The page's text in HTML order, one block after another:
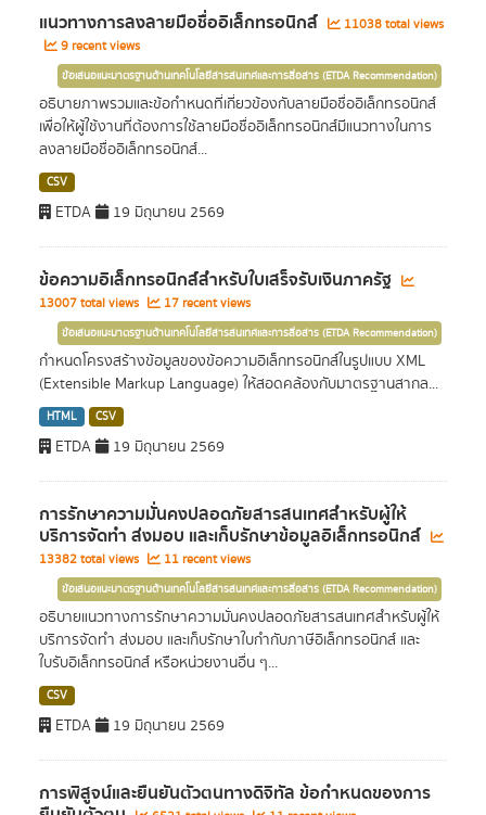
แนวทางการลงลายมือชื่ออิเล็กทรอนิกส์
11038 total views
9 recent views
ข้อเสนอแนะมาตรฐานด้านเทคโนโลยีสารสนเทศและการสื่อสาร (ETDA Recommendation)
อธิบายภาพรวมและข้อกำหนดที่เกี่ยวข้องกับลายมือชื่ออิเล็กทรอนิกส์
เพื่อให้ผู้ใช้งานที่ต้องการใช้ลายมือชื่ออิเล็กทรอนิกส์มีแนวทางในการ
ลงลายมือชื่ออิเล็กทรอนิกส์...
CSV
ETDA 19 มิถุนายน 2569
ข้อความอิเล็กทรอนิกส์สำหรับใบเสร็จรับเงินภาครัฐ
13007 total views 17 recent views
ข้อเสนอแนะมาตรฐานด้านเทคโนโลยีสารสนเทศและการสื่อสาร (ETDA Recommendation)
กำหนดโครงสร้างข้อมูลของข้อความอิเล็กทรอนิกส์ในรูปแบบ XML
(Extensible Markup Language) ให้สอดคล้องกับมาตรฐานสากล...
HTML CSV
ETDA 19 มิถุนายน 2569
การรักษาความมั่นคงปลอดภัยสารสนเทศสำหรับผู้ให้
บริการจัดทำ ส่งมอบ และเก็บรักษาข้อมูลอิเล็กทรอนิกส์
13382 total views 11 recent views
ข้อเสนอแนะมาตรฐานด้านเทคโนโลยีสารสนเทศและการสื่อสาร (ETDA Recommendation)
อธิบายแนวทางการรักษาความมั่นคงปลอดภัยสารสนเทศสำหรับผู้ให้
บริการจัดทำ ส่งมอบ และเก็บรักษาใบกำกับภาษีอิเล็กทรอนิกส์ และ
ใบรับอิเล็กทรอนิกส์ หรือหน่วยงานอื่น ๆ...
CSV
ETDA 19 มิถุนายน 2569
การพิสูจน์และยืนยันตัวตนทางดิจิทัล ข้อกำหนดของการ